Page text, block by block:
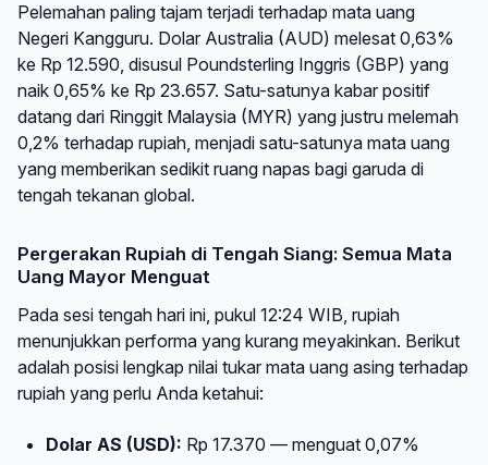
Pelemahan paling tajam terjadi terhadap mata uang
Negeri Kangguru. Dolar Australia (AUD) melesat 0,63%
ke Rp 12.590, disusul Poundsterling Inggris (GBP) yang
naik 0,65% ke Rp 23.657. Satu-satunya kabar positif
datang dari Ringgit Malaysia (MYR) yang justru melemah
0,2% terhadap rupiah, menjadi satu-satunya mata uang
yang memberikan sedikit ruang napas bagi garuda di
tengah tekanan global.
Pergerakan Rupiah di Tengah Siang: Semua Mata
Uang Mayor Menguat
Pada sesi tengah hari ini, pukul 12:24 WIB, rupiah
menunjukkan performa yang kurang meyakinkan. Berikut
adalah posisi lengkap nilai tukar mata uang asing terhadap
rupiah yang perlu Anda ketahui:
Dolar AS (USD): Rp 17.370 — menguat 0,07%